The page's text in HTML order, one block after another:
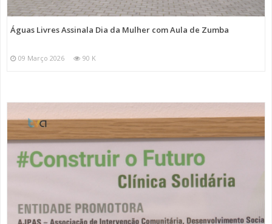
Águas Livres Assinala Dia da Mulher com Aula de Zumba
09 Março 2026 90 K